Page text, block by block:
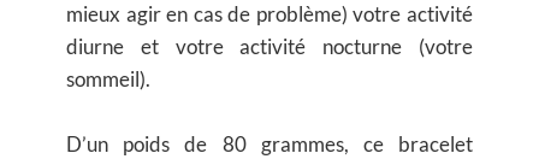
mieux agir en cas de problème) votre activité
diurne et votre activité nocturne (votre
sommeil).
D’un poids de 80 grammes, ce bracelet